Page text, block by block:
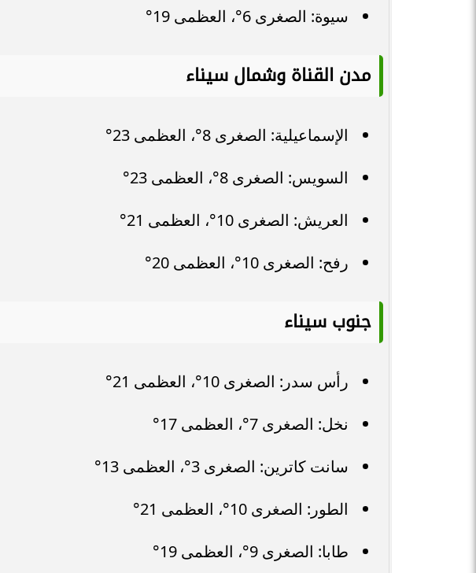
سيوة: الصغرى 6°، العظمى 19°
مدن القناة وشمال سيناء
الإسماعيلية: الصغرى 8°، العظمى 23°
السويس: الصغرى 8°، العظمى 23°
العريش: الصغرى 10°، العظمى 21°
رفح: الصغرى 10°، العظمى 20°
جنوب سيناء
رأس سدر: الصغرى 10°، العظمى 21°
نخل: الصغرى 7°، العظمى 17°
سانت كاترين: الصغرى 3°، العظمى 13°
الطور: الصغرى 10°، العظمى 21°
طابا: الصغرى 9°، العظمى 19°